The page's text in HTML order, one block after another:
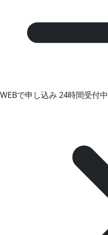
WEBで申し込み 24時間受付中